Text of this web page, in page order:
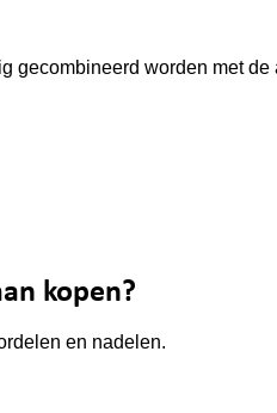
gecombineerd worden met
kopen?
en nadelen.